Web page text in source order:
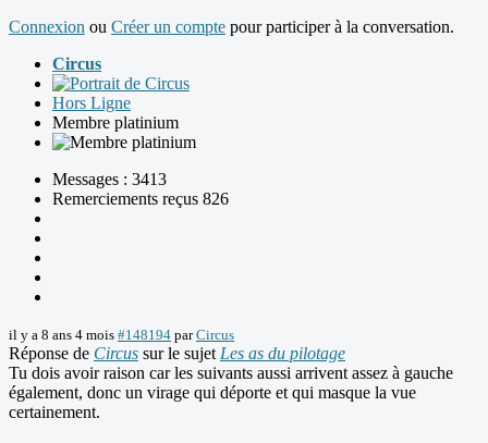
Connexion ou Créer un compte pour participer à la conversation.
Circus
Hors Ligne
Membre platinium
Messages : 3413
Remerciements reçus 826
il y a 8 ans 4 mois #148194 parCircus
Réponse de Circus sur le sujet Les as du pilotage
Tu dois avoir raison car les suivants aussi arrivent assez à gauche
également, donc un virage qui déporte et qui masque la vue
certainement.